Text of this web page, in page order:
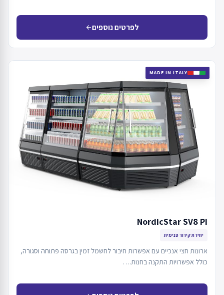
לפרטים נוספיםarrow_back
MADE IN ITALY
NordicStar SV8 PI
יחידת קירור פנימית
ארונות חצי אנכיים עם אפשרות חיבור לחשמל זמין בגרסה פתוחה וסגורה,
כולל אפשרויות התקנה בחנות.…